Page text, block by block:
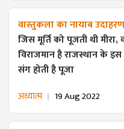
वास्तुकला का नायाब
जिस मूर्ति को पूजती थी मीरा,
विराजमान है राजस्थान के इस
संग होती है पूजा
अध्यात्म 19 Aug 2022